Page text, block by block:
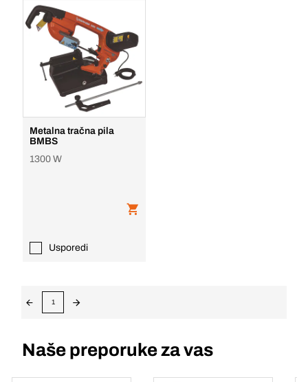
Metalna tračna pila
BMBS
1300 W
Usporedi
1
Naše preporuke za vas